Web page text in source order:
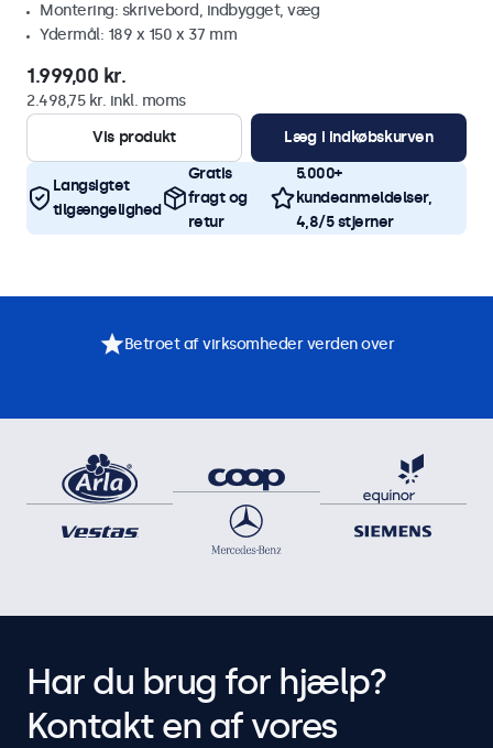
Montering: skrivebord, indbygget, væg
Ydermål: 189 x 150 x 37 mm
1.999,00 kr.
2.498,75 kr. inkl. moms
Vis produkt
Læg i indkøbskurven
Langsigtet
tilgængelighed
Gratis
fragt og
retur
5.000+
kundeanmeldelser,
4,8/5 stjerner
Betroet af virksomheder verden over
Har du brug for hjælp?
Kontakt en af vores